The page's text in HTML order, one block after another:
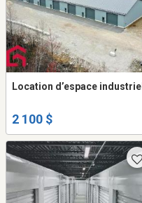
Location d’espace industriel
2 100 $